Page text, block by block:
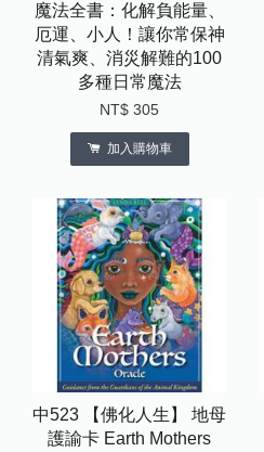
魔法全書：化解負能量、
厄運、小人！讓你常保神
清氣爽、消災解難的100
多種日常魔法
NT$ 305
加入購物車
中523 【佛化人生】 地母
護諭卡 Earth Mothers